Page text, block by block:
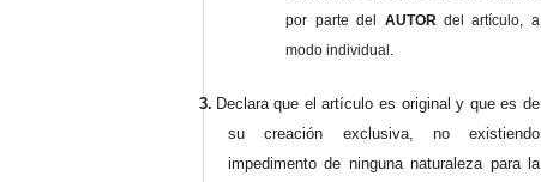
por parte del AUTOR del artículo, a
modo individual.
3. Declara que el artículo es original y que es de
su creación exclusiva, no existiendo
impedimento de ninguna naturaleza para la